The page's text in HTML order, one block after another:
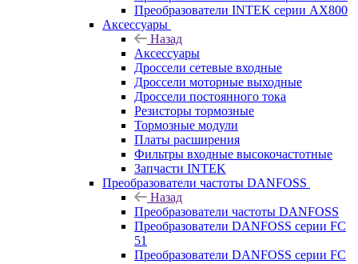
Преобразователи INTEK серии AX800
Аксессуары
Назад
Аксессуары
Дроссели сетевые входные
Дроссели моторные выходные
Дроссели постоянного тока
Резисторы тормозные
Тормозные модули
Платы расширения
Фильтры входные высокочастотные
Запчасти INTEK
Преобразователи частоты DANFOSS
Назад
Преобразователи частоты DANFOSS
Преобразователи DANFOSS серии FC
51
Преобразователи DANFOSS серии FC